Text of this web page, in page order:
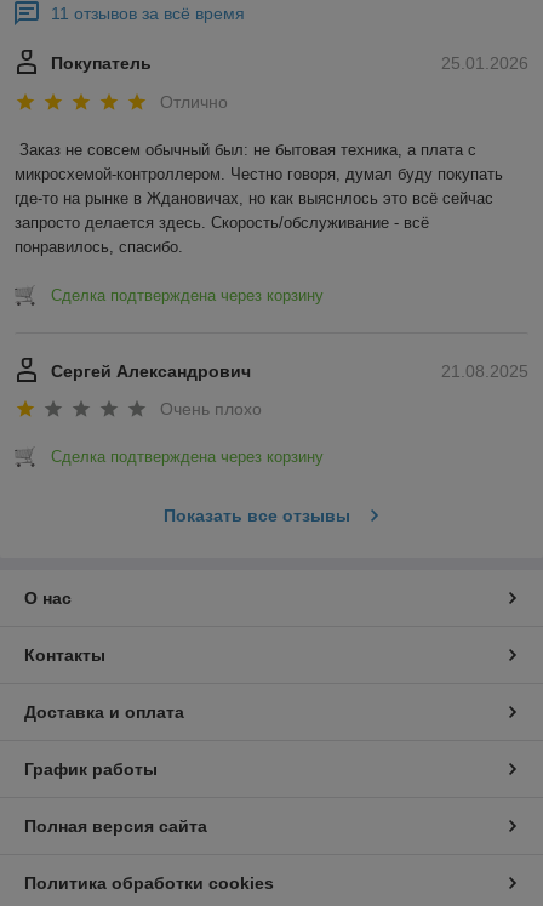
11 отзывов за всё время
25.01.2026
Покупатель
Отлично
Заказ не совсем обычный был: не бытовая техника, а плата с
микросхемой-контроллером. Честно говоря, думал буду покупать
где-то на рынке в Ждановичах, но как выяснлось это всё сейчас
запросто делается здесь. Скорость/обслуживание - всё
понравилось, спасибо.
Сделка подтверждена через корзину
21.08.2025
Сергей Александрович
Очень плохо
Сделка подтверждена через корзину
Показать все отзывы
О нас
Контакты
Доставка и оплата
График работы
Полная версия сайта
Политика обработки cookies